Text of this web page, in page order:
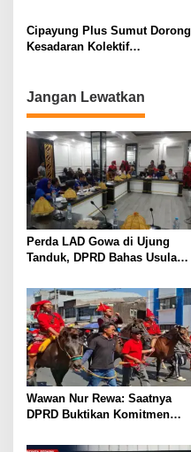
14 Hari
Cipayung Plus Sumut Dorong
Kesadaran Kolektif
Jangan Lewatkan
Perda LAD Gowa di Ujung
Tanduk, DPRD Bahas Usulan
Wawan Nur Rewa: Saatnya
DPRD Buktikan Komitmen